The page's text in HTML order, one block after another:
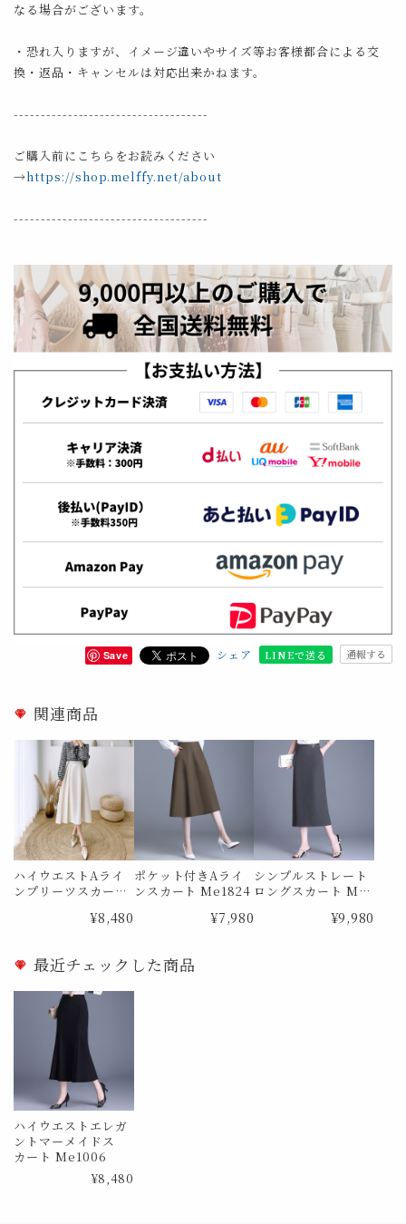
なる場合がございます。
・恐れ入りますが、イメージ違いやサイズ等お客様都合による交
換・返品・キャンセルは対応出来かねます。
------------------------------------
ご購入前にこちらをお読みください
→https://shop.melffy.net/about
------------------------------------
Save シェア LINEで送る 通報する
関連商品
ハイウエストAライ
ンプリーツスカート
¥8,480
ポケット付きAライ
ンスカート Me1824
¥7,980
シンプルストレート
ロングスカート Me1
¥9,980
最近チェックした商品
ハイウエストエレガ
ントマーメイドス
カート Me1006
¥8,480